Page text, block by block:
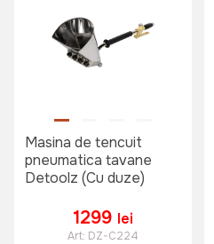
Masina de tencuit
pneumatica tavane
Detoolz (Cu duze)
1299 lei
Art: DZ-C224